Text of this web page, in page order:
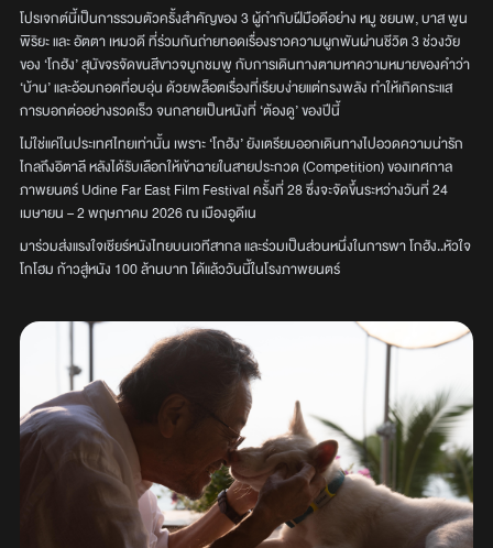
โปรเจกต์นี้เป็นการรวมตัวครั้งสำคัญของ 3 ผู้กำกับฝีมือดีอย่าง หมู ชยนพ, บาส พูน
พิริยะ และ อัตตา เหมวดี ที่ร่วมกันถ่ายทอดเรื่องราวความผูกพันผ่านชีวิต 3 ช่วงวัย
ของ ‘โกฮัง’ สุนัขจรจัดขนสีขาวจมูกชมพู กับการเดินทางตามหาความหมายของคำว่า
‘บ้าน’ และอ้อมกอดที่อบอุ่น ด้วยพล็อตเรื่องที่เรียบง่ายแต่ทรงพลัง ทำให้เกิดกระแส
การบอกต่ออย่างรวดเร็ว จนกลายเป็นหนังที่ ‘ต้องดู’ ของปีนี้
ไม่ใช่แค่ในประเทศไทยเท่านั้น เพราะ ‘โกฮัง’ ยังเตรียมออกเดินทางไปอวดความน่ารัก
ไกลถึงอิตาลี หลังได้รับเลือกให้เข้าฉายในสายประกวด (Competition) ของเทศกาล
ภาพยนตร์ Udine Far East Film Festival ครั้งที่ 28 ซึ่งจะจัดขึ้นระหว่างวันที่ 24
เมษายน – 2 พฤษภาคม 2026 ณ เมืองอูดีเน
มาร่วมส่งแรงใจเชียร์หนังไทยบนเวทีสากล และร่วมเป็นส่วนหนึ่งในการพา โกฮัง..หัวใจ
โกโฮม ก้าวสู่หนัง 100 ล้านบาท ได้แล้ววันนี้ในโรงภาพยนตร์